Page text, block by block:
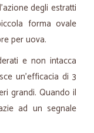
degli estratti
forma ovale
per uova.
e non intacca
un'efficacia di 3
grandi. Quando il
ad un segnale